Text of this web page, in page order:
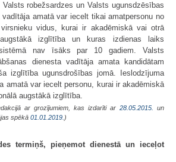
robežsardzes un Valsts ugunsdzēsības
amatā var iecelt tikai amatpersonu no
vidus, kurai ir akadēmiskā vai otrā
izglītība un kuras izdienas laiks
nav īsāks par 10 gadiem. Valsts
dienesta vadītāja amata kandidātam
izglītība ugunsdrošības jomā. Ieslodzījuma
amatā var iecelt personu, kurai ir akadēmiskā
augstākā izglītība.
ar grozījumiem, kas izdarīti ar 28.05.2015.
un
spēkā 01.01.2019. )
termiņš, pieņemot dienestā un ieceļot